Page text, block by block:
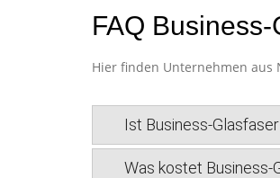
FAQ
Hier finden Unternehmen aus
Ist Business-
Was kostet Business-